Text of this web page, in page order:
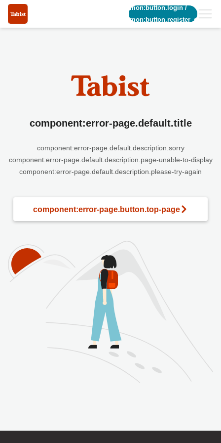
common:button.login/
common:button.register_short
component:error-page.default.title
component:error-page.default.description.sorry
component:error-page.default.description.page-unable-to-display
component:error-page.default.description.please-try-again
component:error-page.button.top-page